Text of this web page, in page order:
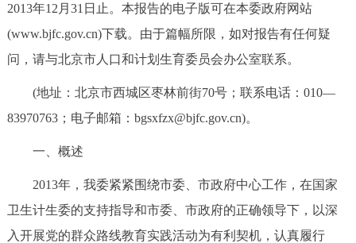
便民服务 利企服务 投资项目
中介服务 阳光政务
12345网上接诉即办
参与调查 在线访谈 图说互动
走进北京
2013年12月31日止。本报告的电子版可在本委政府网站
(www.bjfc.gov.cn)下载。由于篇幅所限，如对报告有任何疑
问，请与北京市人口和计划生育委员会办公室联系。
(地址：北京市西城区枣林前街70号；联系电话：010—
83970763；电子邮箱：bgsxfzx@bjfc.gov.cn)。
一、概述
2013年，我委紧紧围绕市委、市政府中心工作，在国家
卫生计生委的支持指导和市委、市政府的正确领导下，以深
入开展党的群众路线教育实践活动为有利契机，认真履行